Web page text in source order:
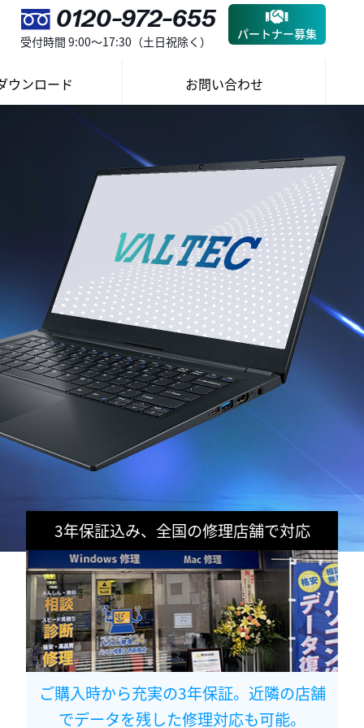
0120-972-655
受付時間 9:00～17:30（土日祝除く） パートナー募集
ウンロード お問い合わせ
3年保証込み、全国の修理店舗で対応
ご購入時から充実の3年保証。近隣の店舗
でデータを残した修理対応も可能。